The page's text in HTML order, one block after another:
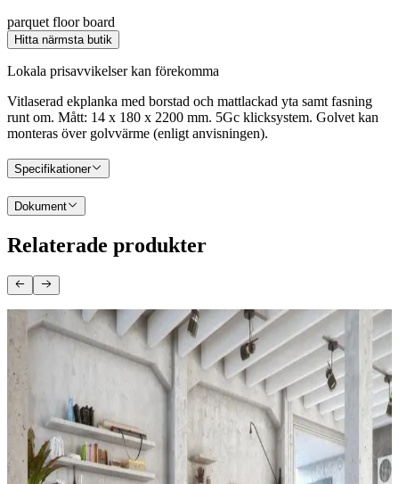
parquet floor board
Hitta närmsta butik
Lokala prisavvikelser kan förekomma
Vitlaserad ekplanka med borstad och mattlackad yta samt fasning
runt om. Mått: 14 x 180 x 2200 mm. 5Gc klicksystem. Golvet kan
monteras över golvvärme (enligt anvisningen).
Specifikationer
Dokument
Relaterade produkter
SAGA PARKETT
Parkett Basic Ek 3-stav
N/A
PARKETT FISKBEN EK PEARL VIT VIT
BORST. MATT 14MM 0,65M2
COLORAMA